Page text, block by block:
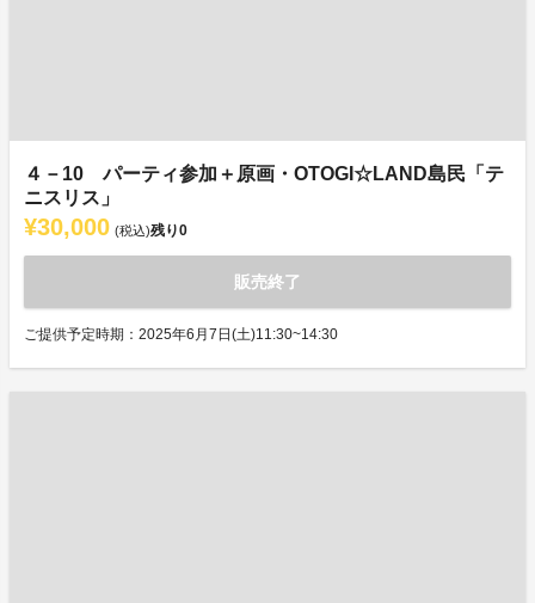
４－10 パーティ参加＋原画・OTOGI☆LAND島民「テ
ニスリス」
¥30,000 (税込)残り0
販売終了
ご提供予定時期：2025年6月7日(土)11:30~14:30